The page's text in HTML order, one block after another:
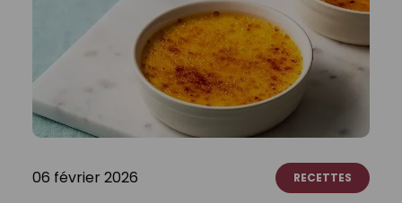
06 février 2026 RECETTES